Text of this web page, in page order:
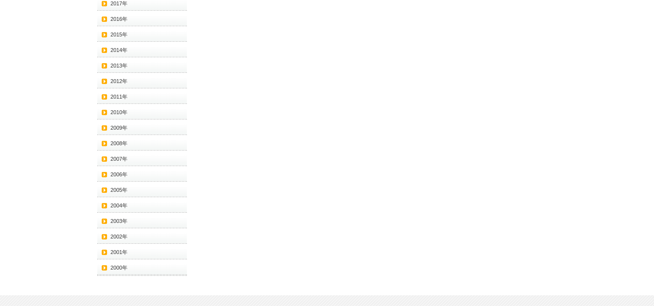
2017年
2016年
2015年
2014年
2013年
2012年
2011年
2010年
2009年
2008年
2007年
2006年
2005年
2004年
2003年
2002年
2001年
2000年